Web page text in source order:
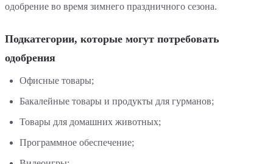
одобрение во время зимнего праздничного сезона.
Подкатегории, которые могут потребовать
одобрения
Офисные товары;
Бакалейные товары и продукты для гурманов;
Товары для домашних животных;
Программное обеспечение;